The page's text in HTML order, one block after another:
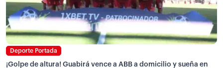
Deporte Portada
¡Golpe de altura! Guabirá vence a ABB a domicilio y sueña en